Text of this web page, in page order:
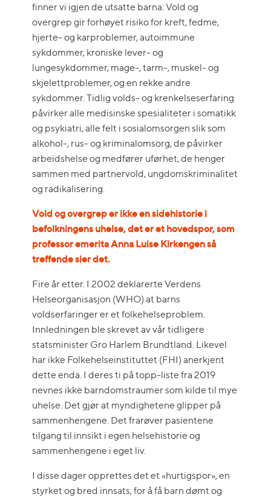
finner vi igjen de utsatte barna: Vold og
overgrep gir forhøyet risiko for kreft, fedme,
hjerte- og karproblemer, autoimmune
sykdommer, kroniske lever- og
lungesykdommer, mage-, tarm-, muskel- og
skjelettproblemer, og en rekke andre
sykdommer. Tidlig volds- og krenkelseserfaring
påvirker alle medisinske spesialiteter i somatikk
og psykiatri, alle felt i sosialomsorgen slik som
alkohol-, rus- og kriminalomsorg, de påvirker
arbeidshelse og medfører uførhet, de henger
sammen med partnervold, ungdomskriminalitet
og radikalisering.
Vold og overgrep er ikke en sidehistorie i
befolkningens uhelse, det er et hovedspor, som
professor emerita Anna Luise Kirkengen så
treffende sier det.
Fire år etter. I 2002 deklarerte Verdens
Helseorganisasjon (WHO) at barns
voldserfaringer er et folkehelseproblem.
Innledningen ble skrevet av vår tidligere
statsminister Gro Harlem Brundtland. Likevel
har ikke Folkehelseinstituttet (FHI) anerkjent
dette enda. I deres ti på topp-liste fra 2019
nevnes ikke barndomstraumer som kilde til mye
uhelse. Det gjør at myndighetene glipper på
sammenhengene. Det frarøver pasientene
tilgang til innsikt i egen helsehistorie og
sammenhengene i eget liv.
I disse dager opprettes det et «hurtigspor», en
styrket og bred innsats, for å få barn dømt og